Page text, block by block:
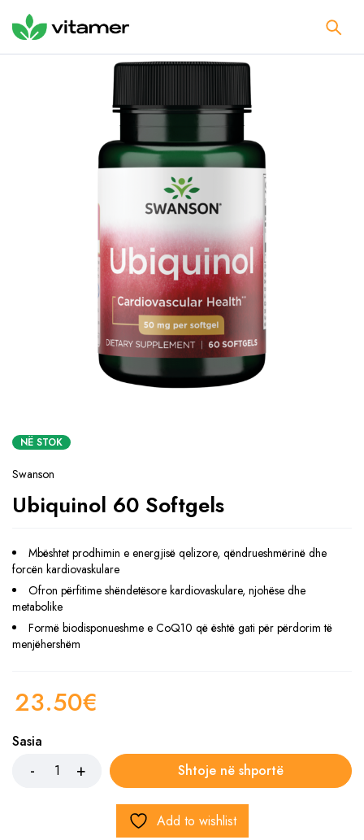
NË STOK
Swanson
Ubiquinol 60 Softgels
Mbështet prodhimin e energjisë qelizore, qëndrueshmërinë dhe
forcën kardiovaskulare
Ofron përfitime shëndetësore kardiovaskulare, njohëse dhe
metabolike
Formë biodisponueshme e CoQ10 që është gati për përdorim të
menjëhershëm
23.50€
Sasia
Shtoje në shportë
Add to wishlist